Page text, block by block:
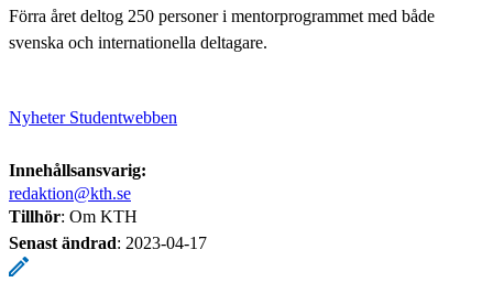
Förra året deltog 250 personer i mentorprogrammet med både
svenska och internationella deltagare.
Nyheter Studentwebben
Innehållsansvarig:
redaktion@kth.se
Tillhör: Om KTH
Senast ändrad: 2023-04-17